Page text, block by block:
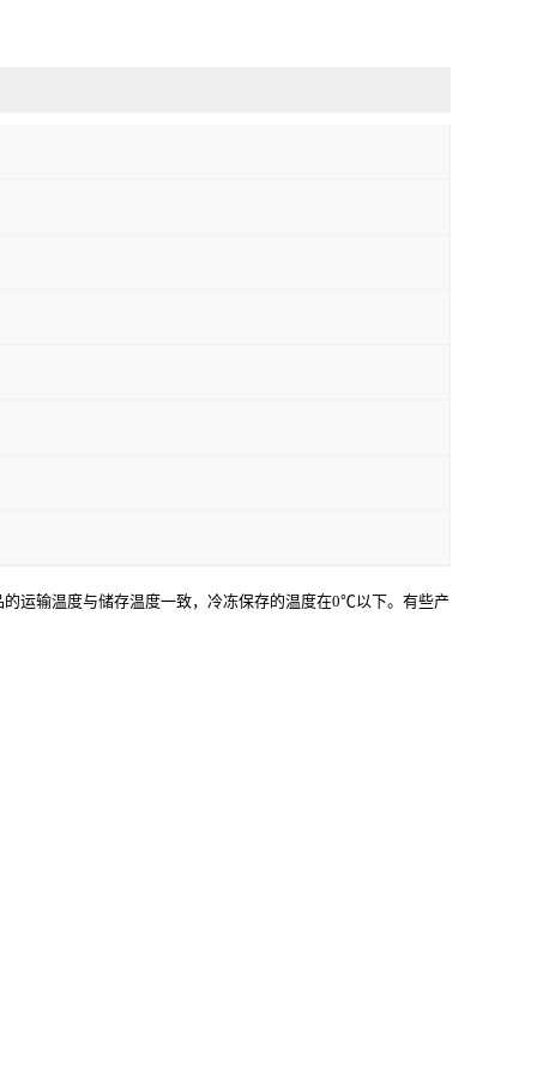
运输温度与储存温度一致，冷冻保存的温度在0℃以下。有些产